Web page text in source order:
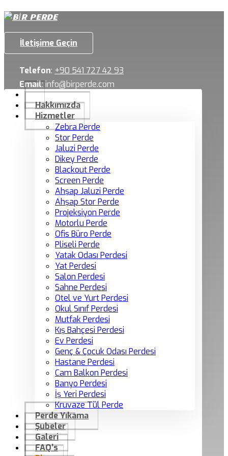
İletişime Geçin
Telefon: +90 541 727 42 93
Email:info@birperde.com
Hakkımızda
Hizmetler
Zebra Perde
Stor Perde
Jaluzi Perde
Dikey Perde
Blackout Perde
Screen Perde
Ahşap Jaluzi Perde
Ahşap Stor Perde
Projeksiyon Perde
Motorlu Perde
Ofis Büro Perde
Pliseli Perde
Yatak Odası Perdesi
Yat Perdesi
Salon Perdesi
Sahne Perdesi
Otel ve Yurt Perdesi
Okul Sınıf Perdesi
Mutfak Perdesi
Kış Bahçesi Perdesi
Ev Perdesi
Genç & Çocuk Odası Perdesi
Hastane Perdesi
Cam Balkon Perdesi
Banyo Perdesi
İş Yeri Perdesi
Kruvaze Tül Perde
Perde Yıkama
Şubeler
Galeri
FAQ’s